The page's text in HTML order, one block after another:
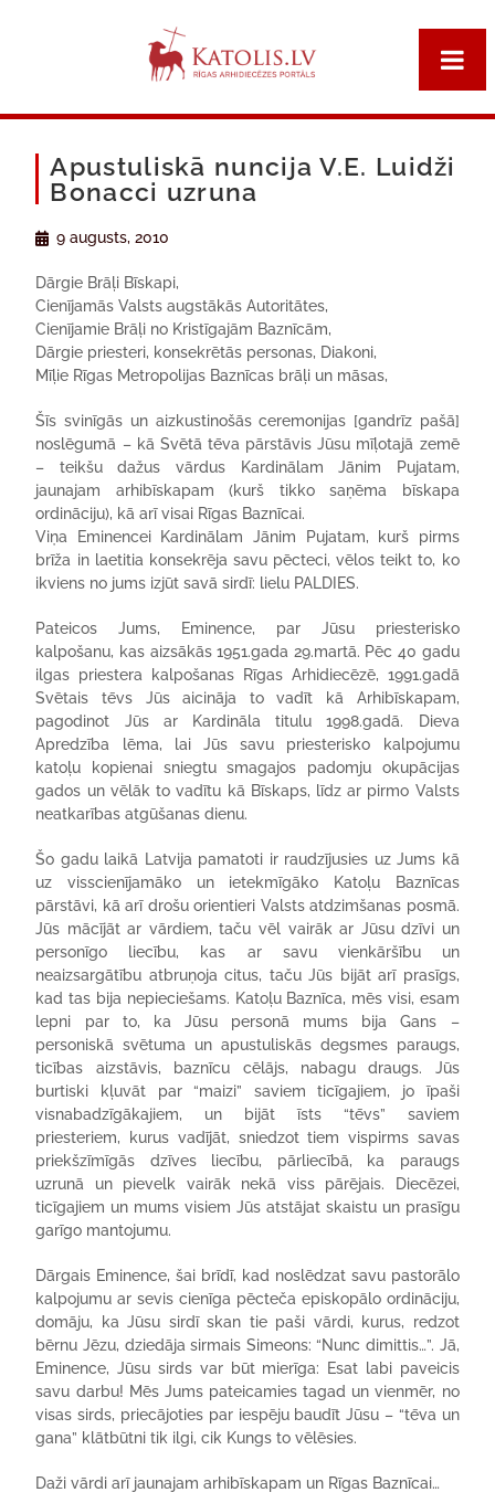
Apustuliskā nuncija V.E. Luidži
Bonacci uzruna
9 augusts, 2010
Dārgie Brāļi Bīskapi,
Cienījamās Valsts augstākās Autoritātes,
Cienījamie Brāļi no Kristīgajām Baznīcām,
Dārgie priesteri, konsekrētās personas, Diakoni,
Mīļie Rīgas Metropolijas Baznīcas brāļi un māsas,
Šīs svinīgās un aizkustinošās ceremonijas [gandrīz pašā]
noslēgumā – kā Svētā tēva pārstāvis Jūsu mīļotajā zemē
– teikšu dažus vārdus Kardinālam Jānim Pujatam,
jaunajam arhibīskapam (kurš tikko saņēma bīskapa
ordināciju), kā arī visai Rīgas Baznīcai.
Viņa Eminencei Kardinālam Jānim Pujatam, kurš pirms
brīža in laetitia konsekrēja savu pēcteci, vēlos teikt to, ko
ikviens no jums izjūt savā sirdī: lielu PALDIES.
Pateicos Jums, Eminence, par Jūsu priesterisko
kalpošanu, kas aizsākās 1951.gada 29.martā. Pēc 40 gadu
ilgas priestera kalpošanas Rīgas Arhidiecēzē, 1991.gadā
Svētais tēvs Jūs aicināja to vadīt kā Arhibīskapam,
pagodinot Jūs ar Kardināla titulu 1998.gadā. Dieva
Apredzība lēma, lai Jūs savu priesterisko kalpojumu
katoļu kopienai sniegtu smagajos padomju okupācijas
gados un vēlāk to vadītu kā Bīskaps, līdz ar pirmo Valsts
neatkarības atgūšanas dienu.
Šo gadu laikā Latvija pamatoti ir raudzījusies uz Jums kā
uz visscienījamāko un ietekmīgāko Katoļu Baznīcas
pārstāvi, kā arī drošu orientieri Valsts atdzimšanas posmā.
Jūs mācījāt ar vārdiem, taču vēl vairāk ar Jūsu dzīvi un
personīgo liecību, kas ar savu vienkāršību un
neaizsargātību atbruņoja citus, taču Jūs bijāt arī prasīgs,
kad tas bija nepieciešams. Katoļu Baznīca, mēs visi, esam
lepni par to, ka Jūsu personā mums bija Gans –
personiskā svētuma un apustuliskās degsmes paraugs,
ticības aizstāvis, baznīcu cēlājs, nabagu draugs. Jūs
burtiski kļuvāt par “maizi” saviem ticīgajiem, jo īpaši
visnabadzīgākajiem, un bijāt īsts “tēvs” saviem
priesteriem, kurus vadījāt, sniedzot tiem vispirms savas
priekšzīmīgās dzīves liecību, pārliecībā, ka paraugs
uzrunā un pievelk vairāk nekā viss pārējais. Diecēzei,
ticīgajiem un mums visiem Jūs atstājat skaistu un prasīgu
garīgo mantojumu.
Dārgais Eminence, šai brīdī, kad noslēdzat savu pastorālo
kalpojumu ar sevis cienīga pēcteča episkopālo ordināciju,
domāju, ka Jūsu sirdī skan tie paši vārdi, kurus, redzot
bērnu Jēzu, dziedāja sirmais Simeons: “Nunc dimittis…”. Jā,
Eminence, Jūsu sirds var būt mierīga: Esat labi paveicis
savu darbu! Mēs Jums pateicamies tagad un vienmēr, no
visas sirds, priecājoties par iespēju baudīt Jūsu – “tēva un
gana” klātbūtni tik ilgi, cik Kungs to vēlēsies.
Daži vārdi arī jaunajam arhibīskapam un Rīgas Baznīcai…